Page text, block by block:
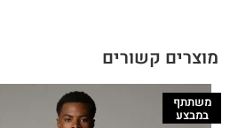
מוצרים קשורים
משתתף
במבצע